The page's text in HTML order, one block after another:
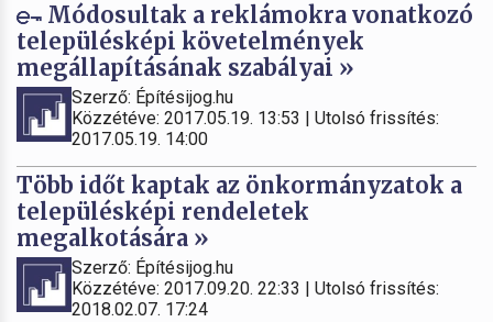
Módosultak a reklámokra vonatkozó
településképi követelmények
megállapításának szabályai »
Szerző: Építésijog.hu
Közzétéve: 2017.05.19. 13:53 | Utolsó frissítés:
2017.05.19. 14:00
Több időt kaptak az önkormányzatok a
településképi rendeletek
megalkotására »
Szerző: Építésijog.hu
Közzétéve: 2017.09.20. 22:33 | Utolsó frissítés:
2018.02.07. 17:24